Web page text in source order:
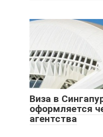
Виза в
оформляется
агентства